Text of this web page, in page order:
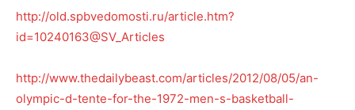
http://old.spbvedomosti.ru/article.htm?
id=10240163@SV_Articles
http://www.thedailybeast.com/articles/2012/08/05/an-
olympic-d-tente-for-the-1972-men-s-basketball-